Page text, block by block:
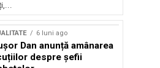
6 luni ago
Dan anunță amânarea
despre șefii